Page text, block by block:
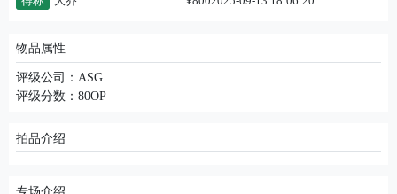
物品属性
评级公司：ASG
评级分数：80OP
拍品介绍